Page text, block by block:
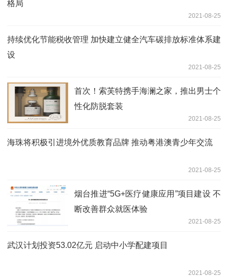
格局
2021-08-25
持续优化节能税收管理 加快建立健全汽车碳排放标准体系建
设
2021-08-25
首次！索芙特携手海澜之家，推出男士个
性化防脱套装
2021-08-25
海珠将积极引进境外优质教育品牌 推动粤港澳青少年交流
2021-08-25
烟台推进“5G+医疗健康应用”项目建设 不
断改善群众就医体验
2021-08-25
武汉计划投资53.02亿元 启动中小学配建项目
2021-08-25